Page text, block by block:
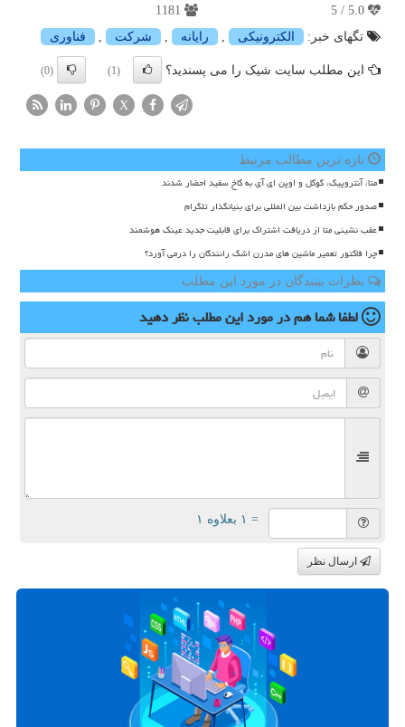
تگهای خبر:
الكترونیكی , رایانه , شركت , فناوری
این مطلب سایت شیک را می پسندید؟ (1)
(0)
X
تازه ترین مطالب مرتبط
متا، آنتروپیک، گوگل و اوپن ای آی به کاخ سفید احضار شدند
صدور حکم بازداشت بین المللی برای بنیانگذار تلگرام
عقب نشینی متا از دریافت اشتراک برای قابلیت جدید عینک هوشمند
چرا فاکتور تعمیر ماشین های مدرن اشک رانندگان را درمی آورد؟
نظرات بینندگان در مورد این مطلب
لطفا شما همدر مورد این مطلبنظر دهید
= ۱ بعلاوه ۱
ارسال نظر